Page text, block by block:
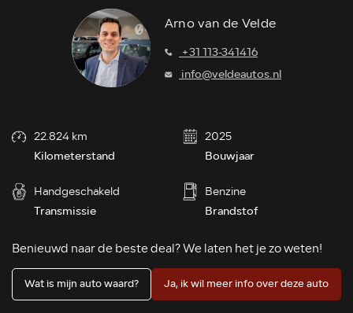
Arno van de Velde
+31 113-341416
info@veldeautos.nl
22.824 km
Kilometerstand
2025
Bouwjaar
Handgeschakeld
Transmissie
Benzine
Brandstof
Benieuwd naar de beste deal? We laten het je zo weten!
Wat is mijn auto waard? Ja, ik wil meer info over deze auto